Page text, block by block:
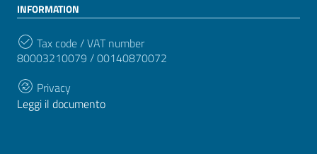
INFORMATION
Tax code / VAT number
80003210079 / 00140870072
Privacy
Leggi il documento